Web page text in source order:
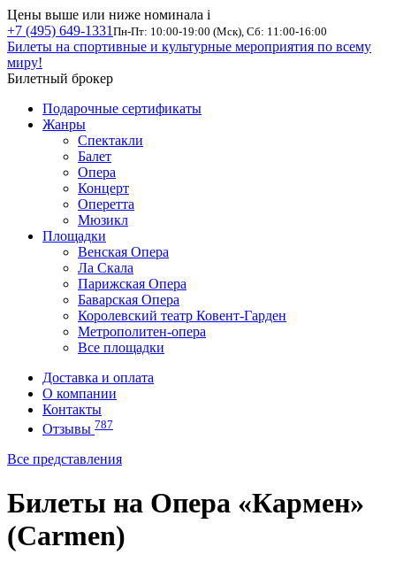
Цены выше или ниже номинала i
+7 (495) 649-1331 Пн-Пт: 10:00-19:00 (Мск), Сб: 11:00-16:00
Билеты на спортивные и культурные мероприятия по всему
миру!
Билетный брокер
Подарочные сертификаты
Жанры
Спектакли
Балет
Опера
Концерт
Оперетта
Мюзикл
Площадки
Венская Опера
Ла Скала
Парижская Опера
Баварская Опера
Королевский театр Ковент-Гарден
Метрополитен-опера
Все площадки
Доставка и оплата
О компании
Контакты
Отзывы 787
Все представления
Билеты на Опера «Кармен»
(Carmen)